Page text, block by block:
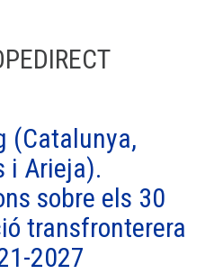
(Catalunya,
i Arieja).
sobre els 30
transfronterera
2027